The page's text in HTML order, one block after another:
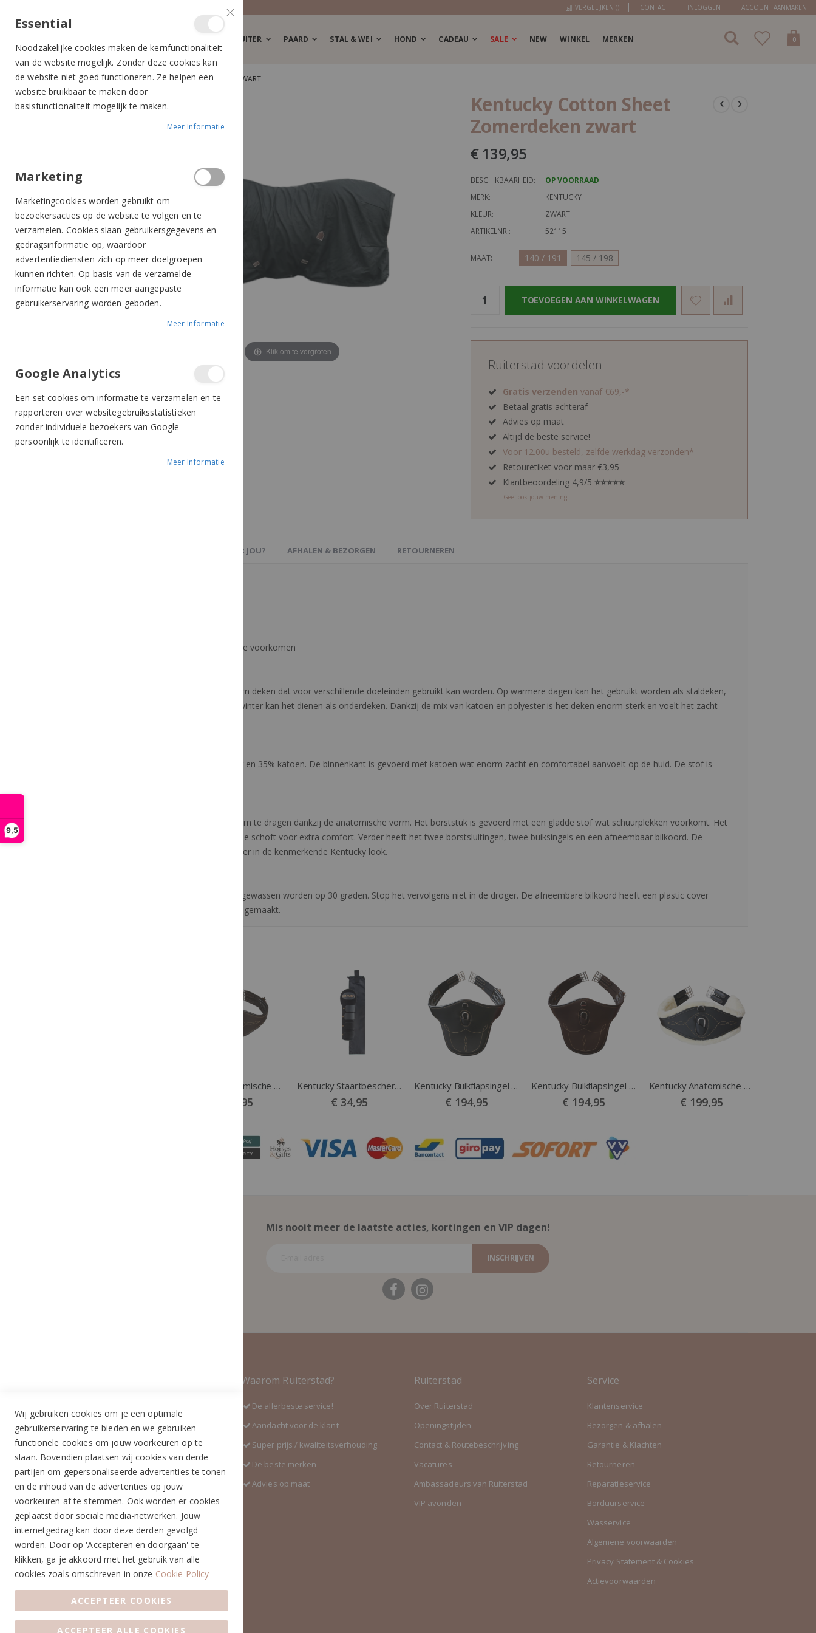
9,5
VERGELIJKEN () CONTACT INLOGGEN ACCOUNT AANMAKEN
RUITER PAARD STAL & WEI HOND CADEAU SALE NEW WINKEL MERKEN
Cart
0items
KENTUCKY COTTON SHEET ZOMERDEKEN ZWART
de
afbeeldingen-
gallerij
de
afbeeldingen-
gallerij
Klik om te vergroten
Kentucky Cotton Sheet
Zomerdeken zwart
€ 139,95
BESCHIKBAARHEID:
OP VOORRAAD
MERK:
KENTUCKY
KLEUR:
ZWART
ARTIKELNR.:
52115
MAAT 140 / 191 145 / 198
TOEVOEGEN AAN WINKELWAGEN
Ruiterstad voordelen
Gratis verzenden vanaf €69,-*
Betaal gratis achteraf
Advies op maat
Altijd de beste service!
Voor 12.00u besteld, zelfde werkdag verzonden*
Retouretiket voor maar €3,95
Klantbeoordeling 4,9/5 ⭐⭐⭐⭐⭐
Geef ook jouw mening
- Versterkt borststuk om schuurplekken te voorkomen
Het Cotton Sheet is een licht en duurzaam deken dat voor verschillende doeleinden gebruikt kan worden. Op warmere dagen kan het gebruikt worden als staldeken,
transportdeken of in de wei. Tijdens de winter kan het dienen als onderdeken. Dankzij de mix van katoen en polyester is het deken enorm sterk en voelt het zacht
Het deken is gemaakt van 65% polyester en 35% katoen. De binnenkant is gevoerd met katoen wat enorm zacht en comfortabel aanvoelt op de huid. De stof is
De Cotton Sheet is enorm aangenaam om te dragen dankzij de anatomische vorm. Het borststuk is gevoerd met een gladde stof wat schuurplekken voorkomt. Het
deken heeft artificiële schapenvacht op de schoft voor extra comfort. Verder heeft het twee borstsluitingen, twee buiksingels en een afneembaar bilkoord. De
sluitingen zijn verstrekt met artificieel leder in de kenmerkende Kentucky look.
De Cotton Sheet kan in de wasmachine gewassen worden op 30 graden. Stop het vervolgens niet in de droger. De afneembare bilkoord heeft een plastic cover
zodat het eenvoudig kan worden schoongemaakt.
OOK IETS VOOR JOU? AFHALEN & BEZORGEN RETOURNEREN
Kentucky Anatomische Singel bruin
€ 144,95
Kentucky Staartbeschermer met zak zwart
€ 34,95
Kentucky Buikflapsingel zwart
€ 194,95
Kentucky Buikflapsingel bruin
€ 194,95
Kentucky Anatomische Singel Sheepskin zwart
€ 199,95
Mis nooit meer de laatste acties, kortingen en VIP dagen!
INSCHRIJVEN
Industrieweg 3 GH
5688 DP Oirschot
Telefoon:
+31 (0)499 377 311
WhatsApp:
+31 (0)6 291 00 419 (nieuw nummer)
E-mail:
info@ruiterstad.nl
Openingstijden:
Maandag: 13.00 - 17.00u
Woensdag: 10.00 - 17.00u
Donderdag: 10.00 - 17.00u
Vrijdag: 10.00 - 17.00u
Waarom Ruiterstad?
De allerbeste service!
Aandacht voor de klant
Super prijs / kwaliteitsverhouding
De beste merken
Advies op maat
Ruiterstad
Over Ruiterstad
Openingstijden
Contact & Routebeschrijving
Vacatures
Ambassadeurs van Ruiterstad
VIP avonden
Service
Klantenservice
Bezorgen & afhalen
Garantie & Klachten
Retourneren
Reparatieservice
Borduurservice
Wasservice
Algemene voorwaarden
Privacy Statement & Cookies
Actievoorwaarden
Essential
Noodzakelijke cookies maken de kernfunctionaliteit
van de website mogelijk. Zonder deze cookies kan
de website niet goed functioneren. Ze helpen een
website bruikbaar te maken door
basisfunctionaliteit mogelijk te maken.
Meer Informatie
Marketing
Marketingcookies worden gebruikt om
bezoekersacties op de website te volgen en te
verzamelen. Cookies slaan gebruikersgegevens en
gedragsinformatie op, waardoor
advertentiediensten zich op meer doelgroepen
kunnen richten. Op basis van de verzamelde
informatie kan ook een meer aangepaste
gebruikerservaring worden geboden.
Meer Informatie
Google Analytics
Een set cookies om informatie te verzamelen en te
rapporteren over websitegebruiksstatistieken
zonder individuele bezoekers van Google
persoonlijk te identificeren.
Meer Informatie
Wij gebruiken cookies om je een optimale
gebruikerservaring te bieden en we gebruiken
functionele cookies om jouw voorkeuren op te
slaan. Bovendien plaatsen wij cookies van derde
partijen om gepersonaliseerde advertenties te tonen
en de inhoud van de advertenties op jouw
voorkeuren af te stemmen. Ook worden er cookies
geplaatst door sociale media-netwerken. Jouw
internetgedrag kan door deze derden gevolgd
worden. Door op 'Accepteren en doorgaan' te
klikken, ga je akkoord met het gebruik van alle
cookies zoals omschreven in onze Cookie Policy
ACCEPTEER COOKIES
ACCEPTEER ALLE COOKIES